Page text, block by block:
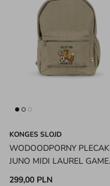
KONGES SLOJD
WODOODPORNY PLECAK
JUNO MIDI LAUREL GAME
299,00 PLN